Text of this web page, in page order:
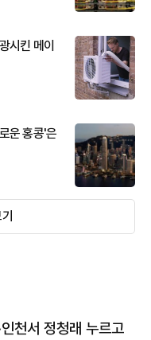
시킨 메이
운 홍콩'은
천서 정청래 누르고